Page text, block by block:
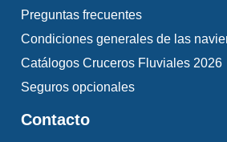
Preguntas frecuentes
Condiciones generales de las
Catálogos Cruceros Fluviales 2026
Seguros opcionales
Contacto